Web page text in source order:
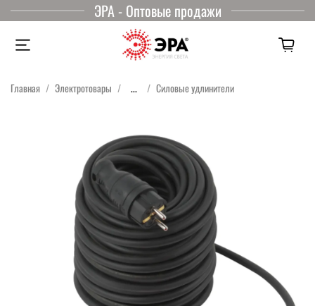
ЭРА - Оптовые продажи
Главная Электротовары ... Силовые удлинители